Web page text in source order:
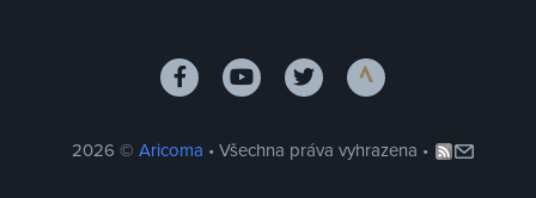
2026 © Aricoma • Všechna práva vyhrazena •